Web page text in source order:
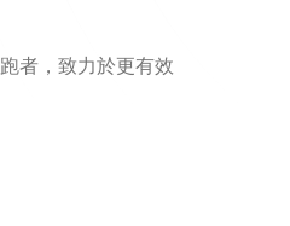
者，致力於更有效